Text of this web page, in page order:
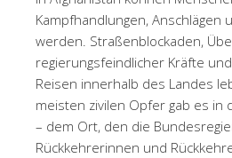
Kampfhandlungen, Anschlägen
werden. Straßenblockaden,
regierungsfeindlicher Kräfte
Reisen innerhalb des Landes
meisten zivilen Opfer gab es in
– dem Ort, den die
Rückkehrerinnen und